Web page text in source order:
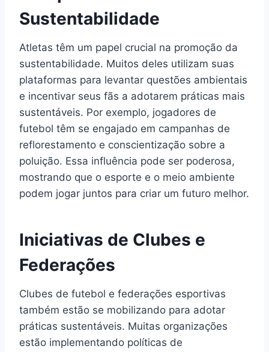
Sustentabilidade
Atletas têm um papel crucial na promoção da
sustentabilidade. Muitos deles utilizam suas
plataformas para levantar questões ambientais
e incentivar seus fãs a adotarem práticas mais
sustentáveis. Por exemplo, jogadores de
futebol têm se engajado em campanhas de
reflorestamento e conscientização sobre a
poluição. Essa influência pode ser poderosa,
mostrando que o esporte e o meio ambiente
podem jogar juntos para criar um futuro melhor.
Iniciativas de Clubes e
Federações
Clubes de futebol e federações esportivas
também estão se mobilizando para adotar
práticas sustentáveis. Muitas organizações
estão implementando políticas de